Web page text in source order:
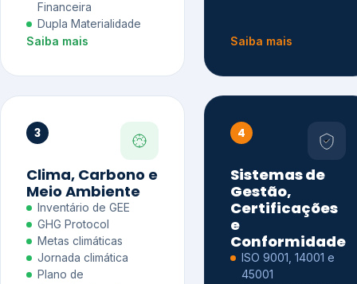
Financeira
Dupla Materialidade
Saiba mais
Saiba mais
3
Clima, Carbono e
Meio Ambiente
Inventário de GEE
GHG Protocol
Metas climáticas
Jornada climática
Plano de
4
Sistemas de
Gestão,
Certificações
e
Conformidade
ISO 9001, 14001 e
45001